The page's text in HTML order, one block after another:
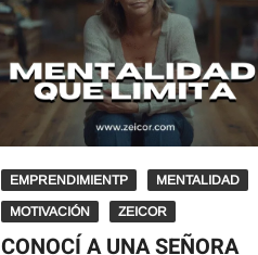
EMPRENDIMIENTP MENTALIDAD
MOTIVACIÓN ZEICOR
CONOCÍ A UNA SEÑORA